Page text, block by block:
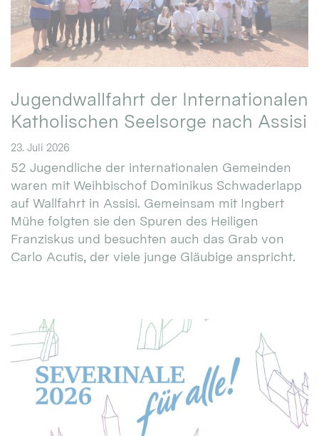
Jugendwallfahrt der Internationalen
Katholischen Seelsorge nach Assisi
23. Juli 2026
52 Jugendliche der internationalen Gemeinden
waren mit Weihbischof Dominikus Schwaderlapp
auf Wallfahrt in Assisi. Gemeinsam mit Ingbert
Mühe folgten sie den Spuren des Heiligen
Franziskus und besuchten auch das Grab von
Carlo Acutis, der viele junge Gläubige anspricht.